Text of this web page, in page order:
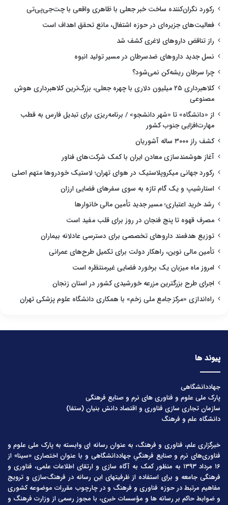
رکورد نگران‌کننده ساخت خبر جعلی با ظاهری واقعی با چت‌جی‌پی‌تی
فعالیت‌های جزیره‌ای در حوزه اشتغال، مانع تحقق اهداف است
راز تناقض داروهای لاغری کشف شد
نسل جدید داروهای ضدسرطان در مسیر تولید انبوه
چرا سرطان ریشه‌کن نمی‌شود؟
کلاهبرداری ۲۵ میلیون دلاری با چهره جعلی، بزرگ‌ترین کلاهبرداری هوش
مصنوعی
از «دانشگاه» تا «شهر دانشجو» / برنامه‌ریزی برای تبدیل فارس به قطب
مهارت‌افزایی جنوب کشور
کشف راز ۳۰۰۰ ساله آشوریان
آغاز هوشمندسازی معادن ایران با کمک شرکت‌های فناور
رکورد جهانی میکروپلاستیک در هوای تهران؛ لاستیک خودروها متهم اصلی
استارشیپ و یک گام تازه به سوی سفرهای فضایی ارزان
رشد خرید اعتباری؛ مسیر جدید تأمین مالی خانوارها
مصرف قهوه تا پنج فنجان در روز برای قلب مفید است
توزیع هدفمند داروهای تخصصی برای دسترسی عادلانه بیماران
تأمین مالی نوین، راهکار دولت برای تکمیل طرح‌های عمرانی
امروز ماه میزبان یک برخورد فضایی غیرمنتظره است
اجرای طرح بزرگترین مزرعه خورشیدی کشور در استان زنجان
راه‌اندازی «مرکز جامع ملی زخم» با همکاری دانشگاه علوم پزشکی تهران
پیوند ها
جهاددانشگاهی
پارک ملی علوم و فناوری های نرم و صنایع فرهنگی
سازمان تجاری سازی فناوری و اقتصاد دانش بنیان (ستفا)
دانشگاه علم و فرهنگ
خبرگزاری علم، فناوری و فرهنگ، به عنوان رسانه ای وابسته به پارک ملی علوم و
فناوری‌های نرم و صنایع فرهنگیِ جهاددانشگاهی و با عنوان اختصاری «سینا» از
۱۶ مرداد ۱۳۹۳ به منظور کمک به آگاه سازی و ارتقای اطلاعات علمی، فناوری و
فرهنگی جامعه و برای استفاده از ظرفیتهای این رسانه در فرهنگ‌سازی و ترویج
مفاهیم مرتبط در حوزه فناوری و فرهنگ و در چارچوب مقررات موضوعه کشوری
و ضوابط حاکم بر رسانه ها و مؤسسات خبری، با مجوز رسمی از وزارت فرهنگ و